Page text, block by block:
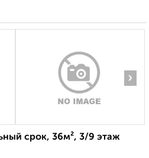
›
срок, 36м², 3/9 этаж